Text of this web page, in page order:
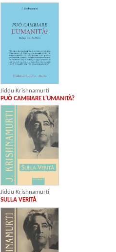
Jiddu Krishnamurti
PUÒ CAMBIARE L'UMANITÀ?
Jiddu Krishnamurti
SULLA VERITÀ